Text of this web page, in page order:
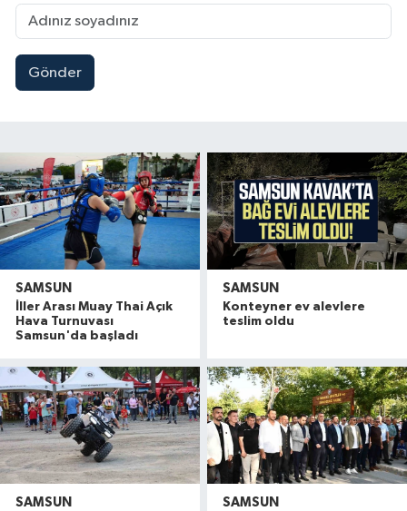
Gönder
SAMSUN
İller Arası Muay Thai Açık
Hava Turnuvası
Samsun'da başladı
SAMSUN
Konteyner ev alevlere
teslim oldu
SAMSUN SAMSUN